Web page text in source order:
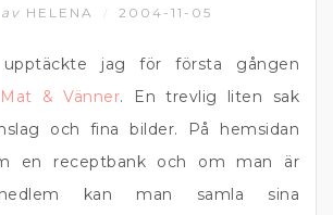
av HELENA 2004-11-05
upptäckte jag för första gången
Mat & Vänner. En trevlig liten sak
och fina bilder. På hemsidan
en receptbank och om man är
kan man samla sina